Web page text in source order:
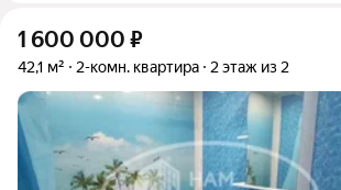
1 600 000 ₽
42,1 м² 2-комн. квартира 2 этаж из 2